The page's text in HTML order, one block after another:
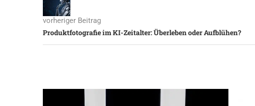
vorheriger Beitrag
Produktfotografie im KI-Zeitalter: Überleben oder Aufblühen?